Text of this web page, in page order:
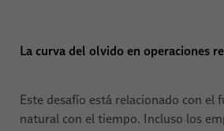
La curva del olvido en operaciones
Este desafío está relacionado con
natural con el tiempo. Incluso los